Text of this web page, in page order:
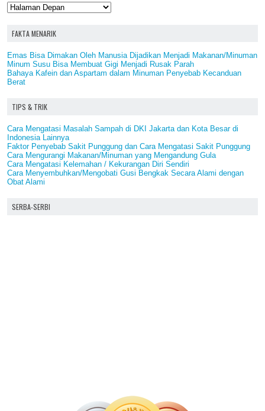
FAKTA MENARIK
Emas Bisa Dimakan Oleh Manusia Dijadikan Menjadi Makanan/Minuman
Minum Susu Bisa Membuat Gigi Menjadi Rusak Parah
Bahaya Kafein dan Aspartam dalam Minuman Penyebab Kecanduan
Berat
TIPS & TRIK
Cara Mengatasi Masalah Sampah di DKI Jakarta dan Kota Besar di
Indonesia Lainnya
Faktor Penyebab Sakit Punggung dan Cara Mengatasi Sakit Punggung
Cara Mengurangi Makanan/Minuman yang Mengandung Gula
Cara Mengatasi Kelemahan / Kekurangan Diri Sendiri
Cara Menyembuhkan/Mengobati Gusi Bengkak Secara Alami dengan
Obat Alami
SERBA-SERBI